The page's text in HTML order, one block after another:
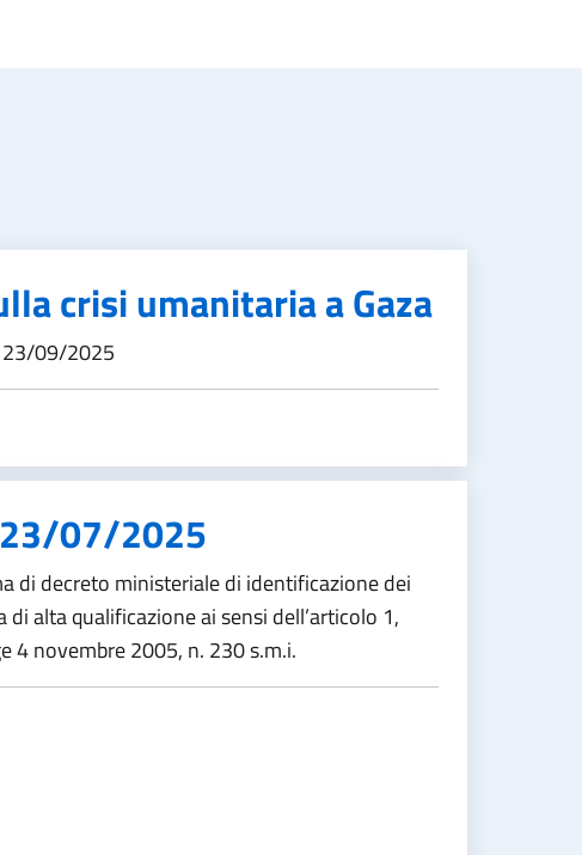
crisi umanitaria a Gaza
23/09/2025
07/2025
di decreto ministeriale di identificazione dei
di alta qualificazione ai sensi dell’articolo 1,
4 novembre 2005, n. 230 s.m.i.